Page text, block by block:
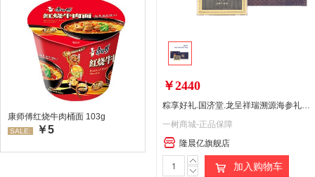
康师傅红烧牛肉桶面 103g
SALE: ￥5
￥2440
粽享好礼.国济堂.龙呈祥瑞溯源海参礼盒（200g）蓝色
一树商城-正品保障
隆晨亿旗舰店
加入购物车